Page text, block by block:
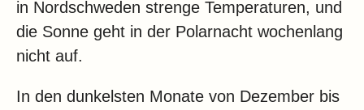
in Nordschweden strenge Temperaturen, und
die Sonne geht in der Polarnacht wochenlang
nicht auf.
In den dunkelsten Monate von Dezember bis